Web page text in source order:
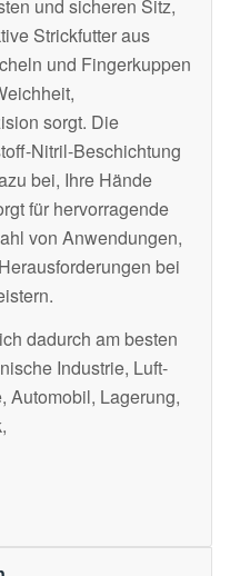
und sicheren Sitz,
Strickfutter aus
und Fingerkuppen
sorgt. Die
Nitril-Beschichtung
bei, Ihre Hände
für hervorragende
von Anwendungen,
bei
dadurch am besten
Industrie, Luft-
Automobil, Lagerung,